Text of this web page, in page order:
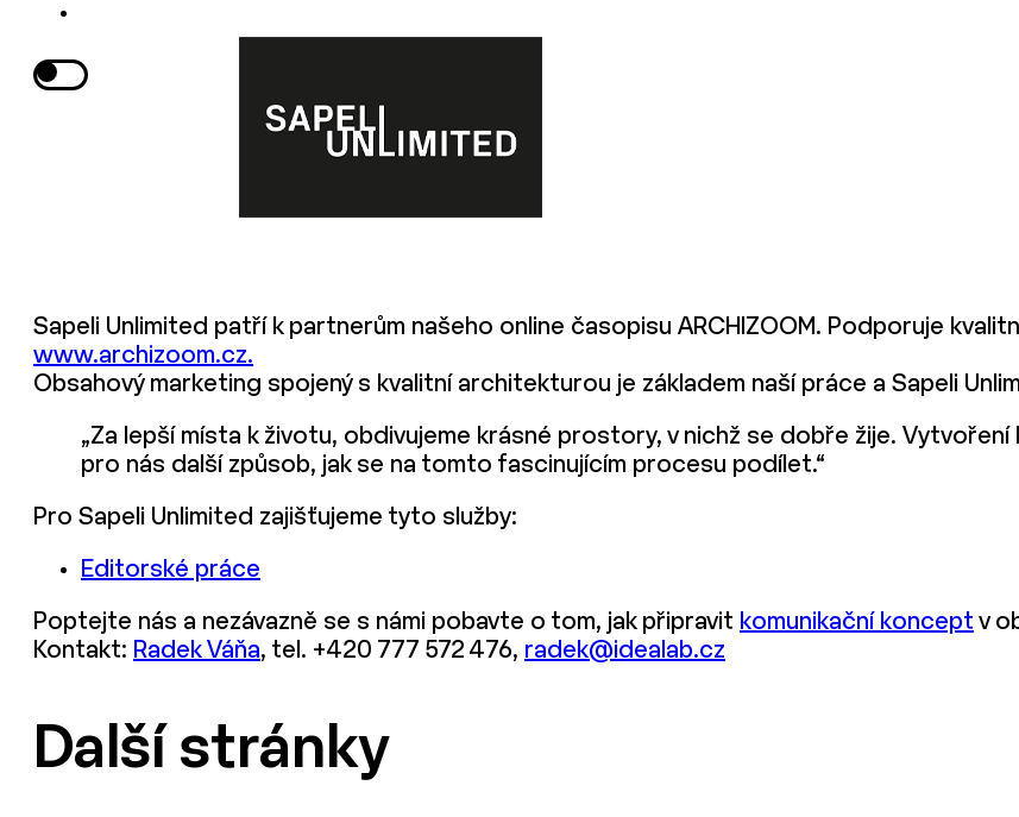
Sapeli Unlimited patří k partnerům našeho online časopisu ARCHIZOOM. Podporuje
www.archizoom.cz.
Obsahový marketing spojený s kvalitní architekturou je základem naší práce a Sapeli
„Za lepší místa k životu, obdivujeme krásné prostory, v nichž se dobře žije.
pro nás další způsob, jak se na tomto fascinujícím procesu podílet.“
Pro Sapeli Unlimited zajišťujeme tyto služby:
Editorské práce
Poptejte nás a nezávazně se s námi pobavte o tom, jak připravit komunikační koncept v
Kontakt: Radek Váňa, tel. +420 777 572 476, radek@idealab.cz
Další stránky